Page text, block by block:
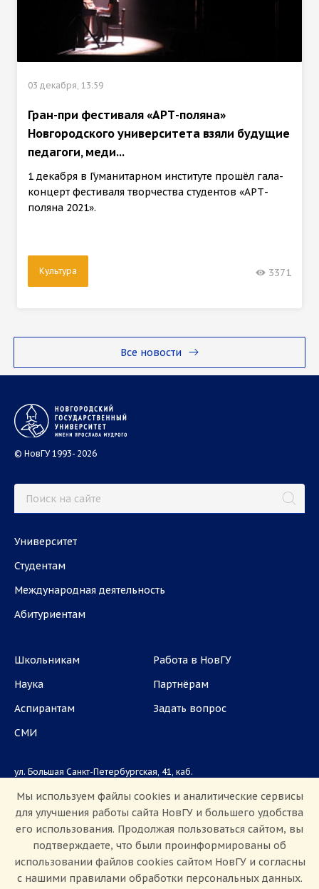
Все новости
03 декабря, 13:59
Гран-при фестиваля «АРТ-поляна»
Новгородского университета взяли будущие
педагоги, меди...
1 декабря в Гуманитарном институте прошёл гала-
концерт фестиваля творчества студентов «АРТ-
поляна 2021».
Культура 3371
© НовГУ 1993- 2026
Университет
Студентам
Международная деятельность
Абитуриентам
Школьникам
Наука
Аспирантам
СМИ
Работа в НовГУ
Партнёрам
Задать вопрос
ул. Большая Санкт-Петербургская, 41, каб.
Приемная комиссия: +7(8162)33-20-44
Мы используем файлы cookies и аналитические сервисы
для улучшения работы сайта НовГУ и большего удобства
его использования. Продолжая пользоваться сайтом, вы
подтверждаете, что были проинформированы об
использовании файлов cookies сайтом НовГУ и согласны
с нашими правилами обработки персональных данных.